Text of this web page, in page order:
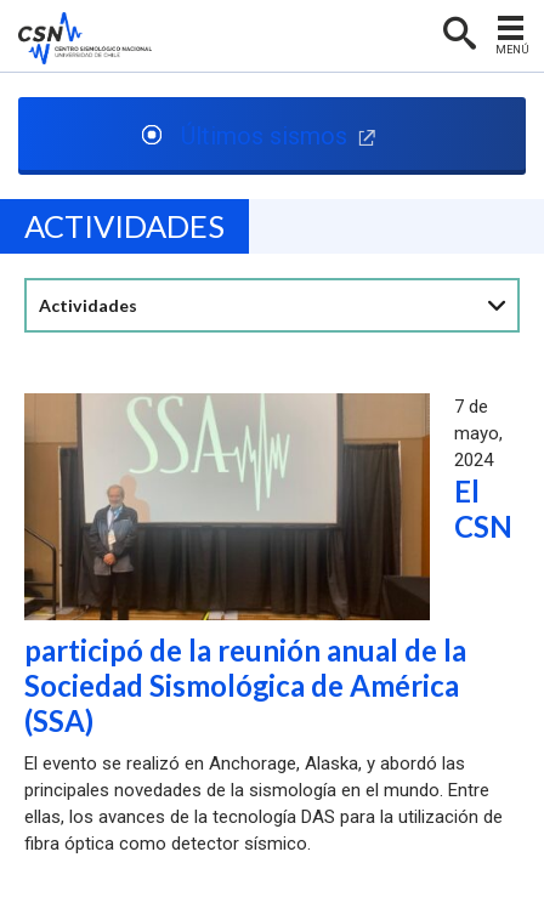
MENÚ
PORTADA
CENTRO SISMOLÓGICO
RED SISMOLÓGICA
Últimos sismos
ACTIVIDADES
Actividades
7 de
mayo,
2024
El
CSN
participó de la reunión anual de la
Sociedad Sismológica de América
(SSA)
El evento se realizó en Anchorage, Alaska, y abordó las
principales novedades de la sismología en el mundo. Entre
ellas, los avances de la tecnología DAS para la utilización de
fibra óptica como detector sísmico.